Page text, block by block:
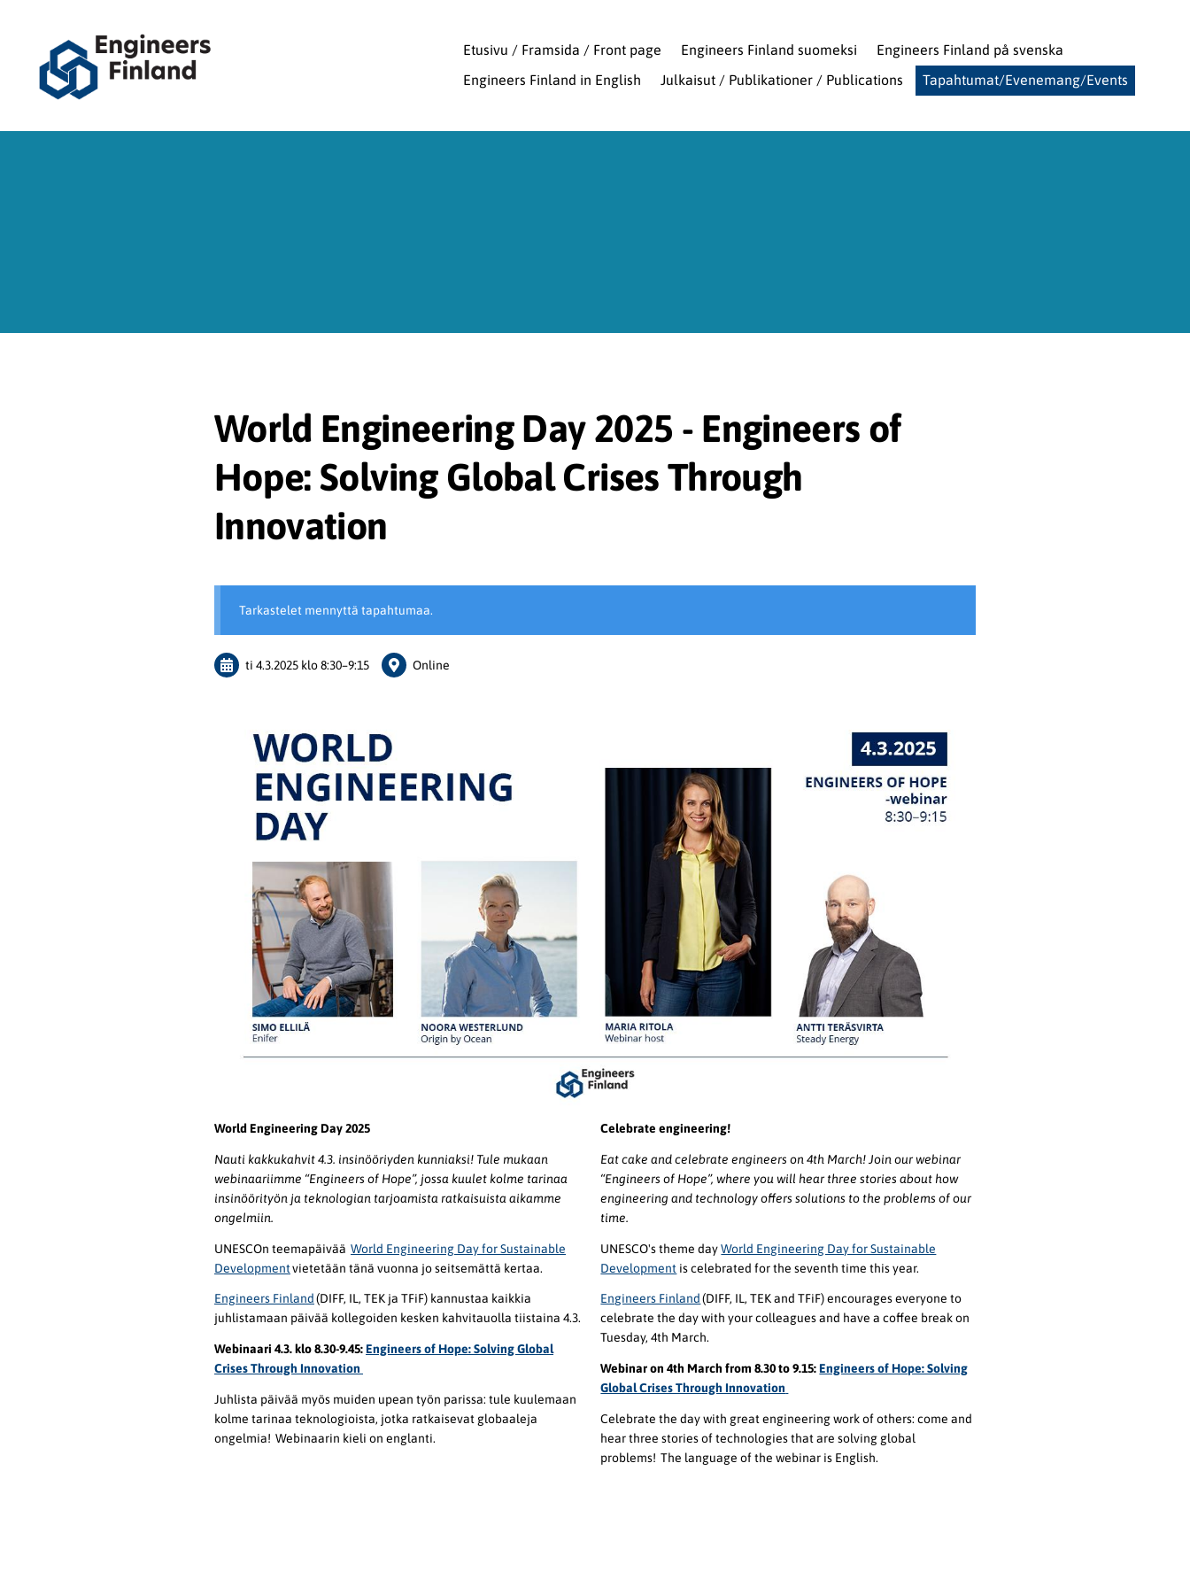
sisältöön
Engineers Finland
Etusivu / Framsida / Front page Engineers Finland suomeksi
Engineers Finland på svenska
Engineers Finland in English
Julkaisut / Publikationer / Publications Tapahtumat/Evenemang/Events
World Engineering Day 2025 - Engineers of
Hope: Solving Global Crises Through
Innovation
Tarkastelet mennyttä tapahtumaa.
ti 4.3.2025 klo 8:30–9:15 Online
World Engineering Day 2025
Nauti kakkukahvit 4.3. insinööriyden kunniaksi! Tule mukaan
webinaariimme “Engineers of Hope”, jossa kuulet kolme tarinaa
insinöörityön ja teknologian tarjoamista ratkaisuista aikamme
ongelmiin.
UNESCOn teemapäivää World Engineering Day for Sustainable
Developmentvietetään tänä vuonna jo seitsemättä kertaa.
Engineers Finland(DIFF, IL, TEK ja TFiF) kannustaa kaikkia
juhlistamaan päivää kollegoiden kesken kahvitauolla tiistaina 4.3.
Webinaari 4.3. klo 8.30-9.45:Engineers of Hope: Solving Global
Crises Through Innovation
Juhlista päivää myös muiden upean työn parissa: tule kuulemaan
kolme tarinaa teknologioista, jotka ratkaisevat globaaleja
ongelmia! Webinaarin kieli on englanti.
Celebrate engineering!
Eat cake and celebrate engineers on 4th March! Join our webinar
“Engineers of Hope”, where you will hear three stories about how
engineering and technology offers solutions to the problems of our
time.
UNESCO's theme dayWorld Engineering Day for Sustainable
Development is celebrated for the seventh time this year.
Engineers Finland(DIFF, IL, TEK and TFiF) encourages everyone to
celebrate the day with your colleagues and have a coffee break on
Tuesday, 4th March.
Webinar on 4th March from 8.30 to 9.15:Engineers of Hope: Solving
Global Crises Through Innovation
Celebrate the day with great engineering work of others: come and
hear three stories of technologies that are solving global
problems! The language of the webinar is English.